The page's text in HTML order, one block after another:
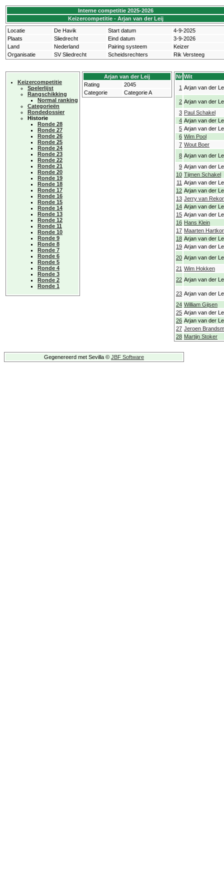
Interne competitie 2025-2026
Keizercompetitie - Arjan van der Leij
Locatie
De Havik Start datum
4-9-2025
Plaats
Sliedrecht Eind datum
3-9-2026
Land
Nederland Pairing systeem
Keizer
Organisatie
SV Sliedrecht Scheidsrechters Rik Versteeg
Keizercompetitie
Spelerlijst
Rangschikking
Normal ranking
Categorieën
Rondedossier
Historie
Ronde 28
Ronde 27
Ronde 26
Ronde 25
Ronde 24
Ronde 23
Ronde 22
Ronde 21
Ronde 20
Ronde 19
Ronde 18
Ronde 17
Ronde 16
Ronde 15
Ronde 14
Ronde 13
Ronde 12
Ronde 11
Ronde 10
Ronde 9
Ronde 8
Ronde 7
Ronde 6
Ronde 5
Ronde 4
Ronde 3
Ronde 2
Ronde 1
Arjan van der Leij
Rating
2045
Categorie
Categorie A
Nr Wit
1 Arjan van der
2 Arjan van der
3 Paul Schakel
4 Arjan van der
5 Arjan van der
6 Wim Pool
7 Wout Boer
8 Arjan van der
9 Arjan van der
10 Tijmen Schakel
11 Arjan van der
12 Arjan van der
13 Jerry van
14 Arjan van der
15 Arjan van der
16 Hans Klein
17 Maarten
18 Arjan van der
19 Arjan van der
20 Arjan van der
21 Wim Hokken
22 Arjan van der
23 Arjan van der
24 William Gijsen
25 Arjan van der
26 Arjan van der
27 Jeroen
28 Martijn Stoker
Gegenereerd met Sevilla © JBF Software